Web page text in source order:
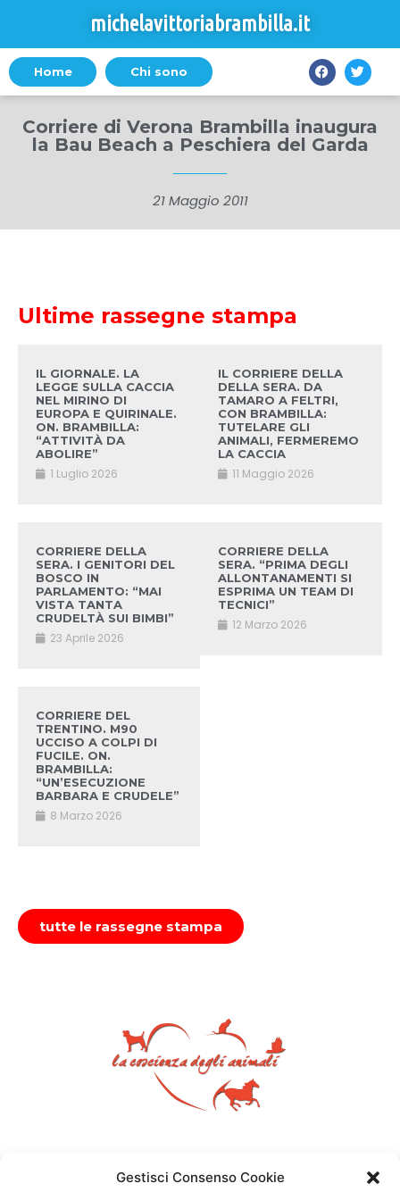
Gestisci Consenso Cookie
michelavittoriabrambilla.it
Home Chi sono
Corriere di Verona Brambilla inaugura
la Bau Beach a Peschiera del Garda
21 Maggio 2011
Ultime rassegne stampa
IL GIORNALE. LA
LEGGE SULLA CACCIA
NEL MIRINO DI
EUROPA E QUIRINALE.
ON. BRAMBILLA:
“ATTIVITÀ DA
ABOLIRE”
1 Luglio 2026
IL CORRIERE DELLA
DELLA SERA. DA
TAMARO A FELTRI,
CON BRAMBILLA:
TUTELARE GLI
ANIMALI, FERMEREMO
LA CACCIA
11 Maggio 2026
CORRIERE DELLA
SERA. I GENITORI DEL
BOSCO IN
PARLAMENTO: “MAI
VISTA TANTA
CRUDELTÀ SUI BIMBI”
23 Aprile 2026
CORRIERE DELLA
SERA. “PRIMA DEGLI
ALLONTANAMENTI SI
ESPRIMA UN TEAM DI
TECNICI”
12 Marzo 2026
CORRIERE DEL
TRENTINO. M90
UCCISO A COLPI DI
FUCILE. ON.
BRAMBILLA:
“UN’ESECUZIONE
BARBARA E CRUDELE”
8 Marzo 2026
tutte le rassegne stampa